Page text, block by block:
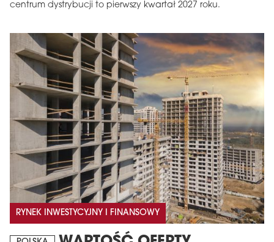
centrum dystrybucji to pierwszy kwartał 2027 roku.
RYNEK INWESTYCYJNY I FINANSOWY